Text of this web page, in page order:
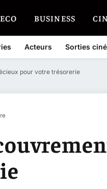
ECO BUSINESS
Acteurs Sorties
pour votre trésorerie